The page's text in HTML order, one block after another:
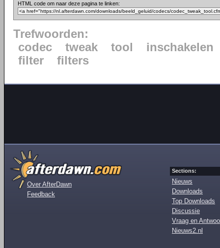
HTML code om naar deze pagina te linken:
Trefwoorden:
codec
tweak tool
inschakelen
filter
filters
Over AfterDawn
Feedback
Sections:
Nieuws
Downloads
Top Downloads
Discussie
Vraag en
Nieuws2.nl